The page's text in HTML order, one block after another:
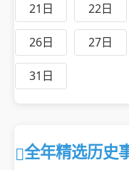
21日 22日
26日 27日
31日
全年精选历史